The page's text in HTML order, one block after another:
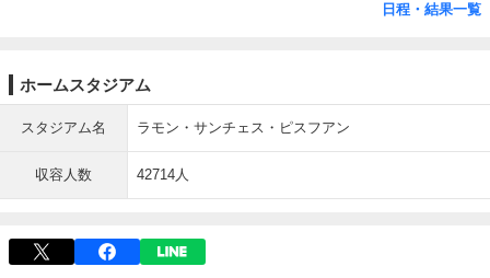
日程・結果一覧
ホームスタジアム
スタジアム名 ラモン・サンチェス・ピスフアン
収容人数 42714人